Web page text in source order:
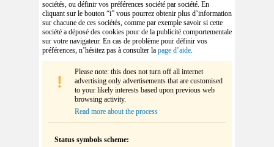
sociétés, ou définir vos préférences société par société. En
cliquant sur le bouton “i” vous pourrez obtenir plus d’information
sur chacune de ces sociétés, comme par exemple savoir si cette
société a déposé des cookies pour de la publicité comportementale
sur votre navigateur. En cas de problème pour définir vos
préférences, n’hésitez pas à consulter la page d’aide.
Please note: this does not turn off all internet
advertising only advertisements that are customised
to your likely interests based upon previous web
browsing activity.
Read more about the process
Status symbols scheme: